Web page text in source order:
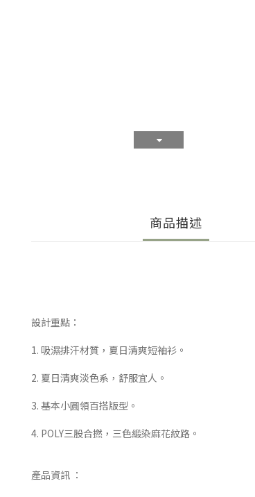
商品描述
設計重點：
1. 吸濕排汗材質，夏日清爽短袖衫。
2. 夏日清爽淡色系，舒服宜人。
3. 基本小圓領百搭版型。
4. POLY三股合撚，三色緞染麻花紋路。
產品資訊 ：